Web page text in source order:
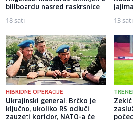
billboardu nasred raskrsnice
18 sati 13 sati
HIBRIDNE OPERACIJE
Ukrajinski general: Brčko je
ključno, ukoliko RS odluči
zauzeti koridor, NATO-a će
Zekić